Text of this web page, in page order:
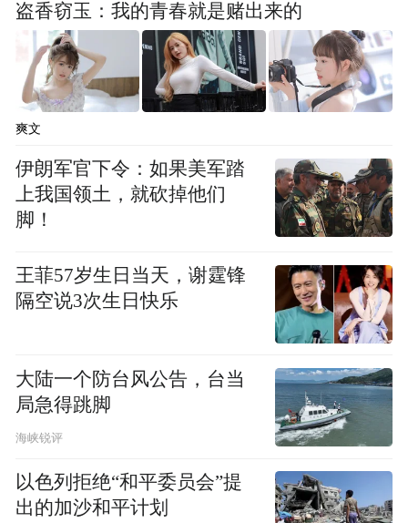
成就从安徽来到少林寺，因缘成熟让他成为
改革开放后为数不多的一位青年僧人，依少
林寺时任方丈行正法师习武修禅，法名释永
信。借着行正方丈的信任，释永信在佛教界
多苦，但他未能将这些经历转化为“逆增上
缘”，助力修行，所犯的错误却比一般的僧人
后来，从行正方丈要求对释永信因为偷拿法
卷、自诩方丈、野心渐露而予以迁单的信件
况中，我们可以了解到：释永信到少林寺出
家以后，老方丈对他也是比较信任的，经常
帮助老方丈办一些事情。而且当时为了使少
林寺早日贯彻落实宗教政策，眼盲的行正方
丈去登封县城，舍不得花三角五分的车票，
盗香窃玉：我的青春就是赌出来的
爽文
伊朗军官下令：如果美军踏
上我国领土，就砍掉他们
脚！
王菲57岁生日当天，谢霆锋
隔空说3次生日快乐
大陆一个防台风公告，台当
局急得跳脚
海峡锐评
以色列拒绝“和平委员会”提
出的加沙和平计划